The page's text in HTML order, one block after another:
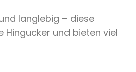
langlebig – diese
Hingucker und bieten viel